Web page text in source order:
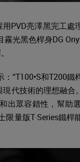
PVD亮澤黑完工
光黑色桿身DG
“T100•S和T200
代技術的理想融
出眾容錯性，幫助
量版T·Series鐵